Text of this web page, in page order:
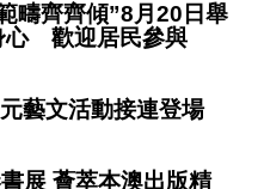
疇齊齊傾”8月20日舉
心 歡迎居民參與
藝文活動接連登場
展 薈萃本澳出版精